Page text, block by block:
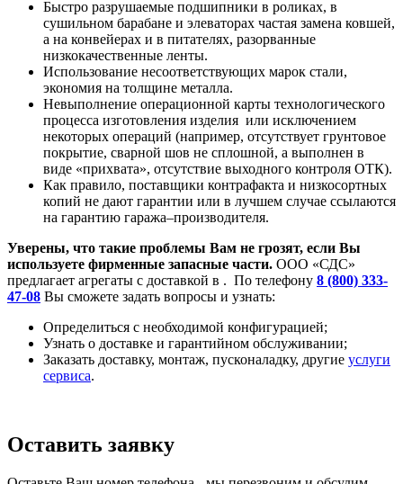
Быстро разрушаемые подшипники в роликах, в
сушильном барабане и элеваторах частая замена ковшей,
а на конвейерах и в питателях, разорванные
низкокачественные ленты.
Использование несоответствующих марок стали,
экономия на толщине металла.
Невыполнение операционной карты технологического
процесса изготовления изделия или исключением
некоторых операций (например, отсутствует грунтовое
покрытие, сварной шов не сплошной, а выполнен в
виде «прихвата», отсутствие выходного контроля ОТК).
Как правило, поставщики контрафакта и низкосортных
копий не дают гарантии или в лучшем случае ссылаются
на гарантию гаража–производителя.
Уверены, что такие проблемы Вам не грозят, если Вы
используете фирменные запасные части. ООО «СДС»
предлагает агрегаты с доставкой в . По телефону 8 (800) 333-
47-08 Вы сможете задать вопросы и узнать:
Определиться с необходимой конфигурацией;
Узнать о доставке и гарантийном обслуживании;
Заказать доставку, монтаж, пусконаладку, другие услуги
сервиса.
Оставить заявку